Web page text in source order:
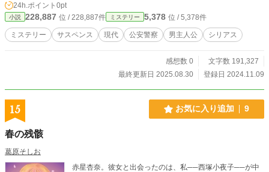
24h.ポイント 0pt
小説 228,887 位 / 228,887件 ミステリー 5,378 位 / 5,378件
ミステリー サスペンス 現代 公安警察 男主人公 シリアス
感想数 0
文字数 191,327
最終更新日 2025.08.30
登録日 2024.11.09
15 お気に入り追加 9
春の残骸
葛原そしお
赤星杏奈。彼女と出会ったのは、私──西塚小夜子──が中